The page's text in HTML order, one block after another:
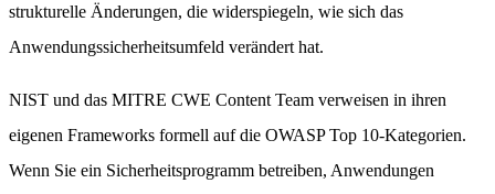
strukturelle Änderungen, die widerspiegeln, wie sich das
Anwendungs­sicherheits­umfeld verändert hat.
NIST und das MITRE CWE Content Team verweisen in ihren
eigenen Frameworks formell auf die OWASP Top 10-Kategorien.
Wenn Sie ein Sicherheitsprogramm betreiben, Anwendungen